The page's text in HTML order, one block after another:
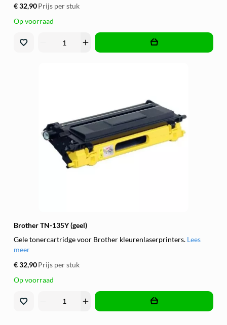
€ 32,90Prijs per stuk
Op voorraad
add
Brother TN-135Y (geel)
Gele tonercartridge voor Brother kleurenlaserprinters. Lees
meer
€ 32,90Prijs per stuk
Op voorraad
add